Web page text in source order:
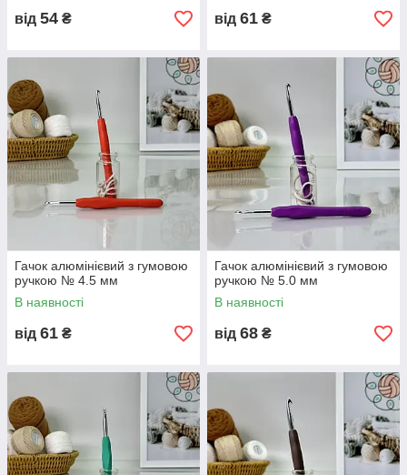
від 54 ₴ від 61 ₴
Гачок алюмінієвий з гумовою
ручкою № 4.5 мм
В наявності
від 61 ₴
Гачок алюмінієвий з гумовою
ручкою № 5.0 мм
В наявності
від 68 ₴